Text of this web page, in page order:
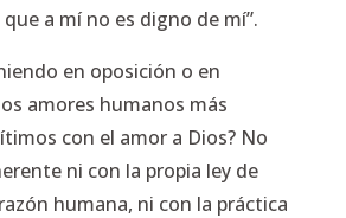
a mí no es digno de mí”.
en oposición o en
amores humanos más
con el amor a Dios? No
ni con la propia ley de
humana, ni con la práctica